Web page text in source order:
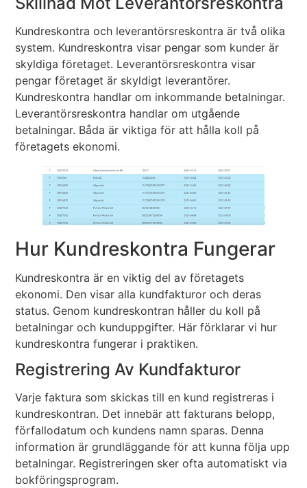
Kundreskontra och leverantörsreskontra är två olika
system. Kundreskontra visar pengar som kunder är
skyldiga företaget. Leverantörsreskontra visar
pengar företaget är skyldigt leverantörer.
Kundreskontra handlar om inkommande betalningar.
Leverantörsreskontra handlar om utgående
betalningar. Båda är viktiga för att hålla koll på
företagets ekonomi.
Hur Kundreskontra Fungerar
Kundreskontra är en viktig del av företagets
ekonomi. Den visar alla kundfakturor och deras
status. Genom kundreskontran håller du koll på
betalningar och kunduppgifter. Här förklarar vi hur
kundreskontra fungerar i praktiken.
Registrering Av Kundfakturor
Varje faktura som skickas till en kund registreras i
kundreskontran. Det innebär att fakturans belopp,
förfallodatum och kundens namn sparas. Denna
information är grundläggande för att kunna följa upp
betalningar. Registreringen sker ofta automatiskt via
bokföringsprogram.